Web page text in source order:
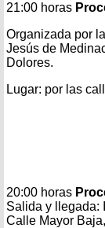
21:00 horas
Organizada por
Jesús de
Dolores.
Lugar: por las
20:00 horas
Salida y llegada:
Calle Mayor